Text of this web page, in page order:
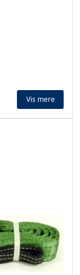
Vis mere